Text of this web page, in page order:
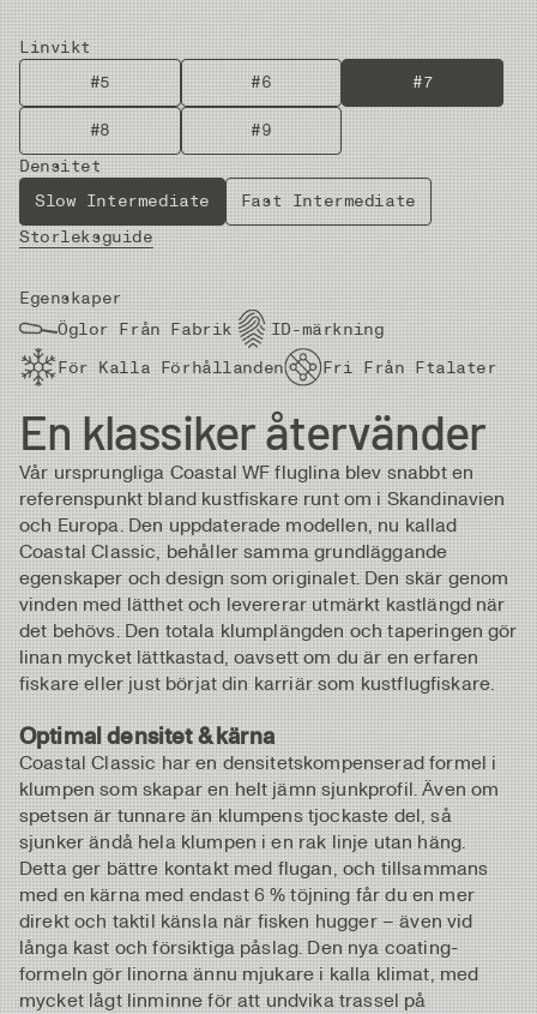
Linvikt
#5
#6 #7
#8
#9
Densitet
Slow Intermediate
Fast Intermediate
Storleksguide
Egenskaper
Öglor Från Fabrik
ID-märkning
För Kalla Förhållanden
Fri Från Ftalater
En klassiker återvänder
Vår ursprungliga Coastal WF fluglina blev snabbt en
referenspunkt bland kustfiskare runt om i Skandinavien
och Europa. Den uppdaterade modellen, nu kallad
Coastal Classic, behåller samma grundläggande
egenskaper och design som originalet. Den skär genom
vinden med lätthet och levererar utmärkt kastlängd när
det behövs. Den totala klumplängden och taperingen gör
linan mycket lättkastad, oavsett om du är en erfaren
fiskare eller just börjat din karriär som kustflugfiskare.
Optimal densitet & kärna
Coastal Classic har en densitetskompenserad formel i
klumpen som skapar en helt jämn sjunkprofil. Även om
spetsen är tunnare än klumpens tjockaste del, så
sjunker ändå hela klumpen i en rak linje utan häng.
Detta ger bättre kontakt med flugan, och tillsammans
med en kärna med endast 6 % töjning får du en mer
direkt och taktil känsla när fisken hugger – även vid
långa kast och försiktiga påslag. Den nya coating-
formeln gör linorna ännu mjukare i kalla klimat, med
mycket lågt linminne för att undvika trassel på